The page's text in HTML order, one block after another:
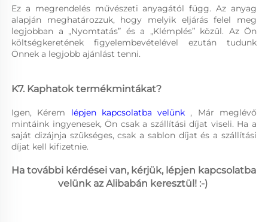
Ez a megrendelés művészeti anyagától függ. Az anyag
alapján meghatározzuk, hogy melyik eljárás felel meg
legjobban a „Nyomtatás” és a „Klémplés” közül. Az Ön
költségkeretének figyelembevételével ezután tudunk
Önnek a legjobb ajánlást tenni.
K7. Kaphatok termékmintákat?
Igen, Kérem lépjen kapcsolatba velünk , Már meglévő
mintáink ingyenesek, Ön csak a szállítási díjat viseli. Ha a
saját dizájnja szükséges, csak a sablon díjat és a szállítási
díjat kell kifizetnie.
Ha további kérdései van, kérjük, lépjen kapcsolatba
velünk az Alibabán keresztül! :-)